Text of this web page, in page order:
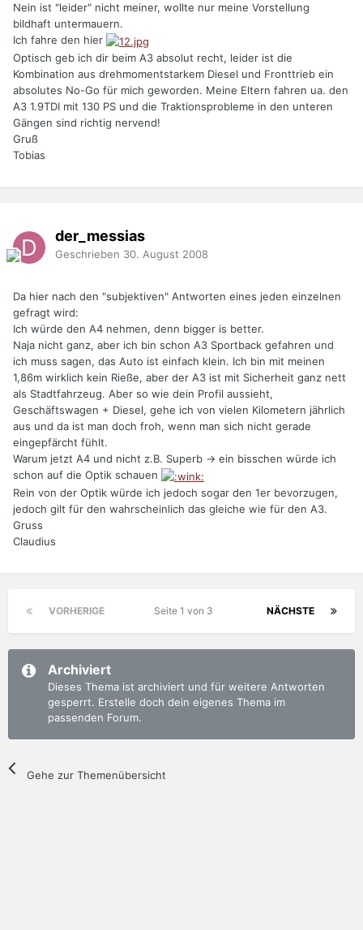
Nein ist "leider" nicht meiner, wollte nur meine Vorstellung
bildhaft untermauern.
Ich fahre den hier
Optisch geb ich dir beim A3 absolut recht, leider ist die
Kombination aus drehmomentstarkem Diesel und Fronttrieb ein
absolutes No-Go für mich geworden. Meine Eltern fahren ua. den
A3 1.9TDI mit 130 PS und die Traktionsprobleme in den unteren
Gängen sind richtig nervend!
Gruß
Tobias
der_messias
Geschrieben 30. August 2008
Da hier nach den "subjektiven" Antworten eines jeden einzelnen
gefragt wird:
Ich würde den A4 nehmen, denn bigger is better.
Naja nicht ganz, aber ich bin schon A3 Sportback gefahren und
ich muss sagen, das Auto ist einfach klein. Ich bin mit meinen
1,86m wirklich kein Rieße, aber der A3 ist mit Sicherheit ganz nett
als Stadtfahrzeug. Aber so wie dein Profil aussieht,
Geschäftswagen + Diesel, gehe ich von vielen Kilometern jährlich
aus und da ist man doch froh, wenn man sich nicht gerade
eingepfärcht fühlt.
Warum jetzt A4 und nicht z.B. Superb -> ein bisschen würde ich
schon auf die Optik schauen
Rein von der Optik würde ich jedoch sogar den 1er bevorzugen,
jedoch gilt für den wahrscheinlich das gleiche wie für den A3.
Gruss
Claudius
VORHERIGE NÄCHSTE
Seite 1 von 3
Archiviert
Dieses Thema ist archiviert und für weitere Antworten
gesperrt. Erstelle doch dein eigenes Thema im
passenden Forum.
Gehe zur Themenübersicht